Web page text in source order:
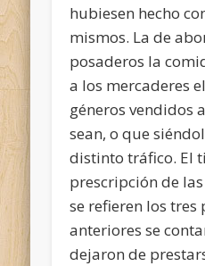
hubiesen hecho
mismos. La de
posaderos la
a los mercaderes
géneros vendidos
sean, o que
distinto tráfico. El
prescripción de
se refieren los tres
anteriores se
dejaron de